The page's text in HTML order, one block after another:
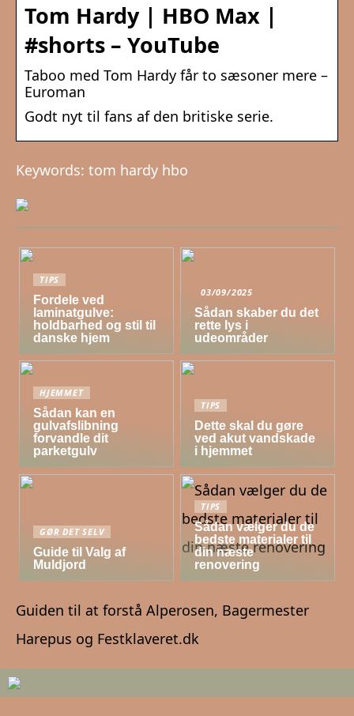
Tom Hardy | HBO Max |
#shorts – YouTube
Taboo med Tom Hardy får to sæsoner mere –
Euroman
Godt nyt til fans af den britiske serie.
Keywords: tom hardy hbo
TIPS
Fordele ved
laminatgulve:
holdbarhed og stil til
danske hjem
03/09/2025
Sådan skaber du det
rette lys i
udeområder
HJEMMET
Sådan kan en
gulvafslibning
forvandle dit
parketgulv
TIPS
Dette skal du gøre
ved akut vandskade
i hjemmet
GØR DET SELV
Guide til Valg af
Muldjord
TIPS
Sådan vælger du de
bedste materialer til
din næste
renovering
Guiden til at forstå Alperosen, Bagermester
Harepus og Festklaveret.dk